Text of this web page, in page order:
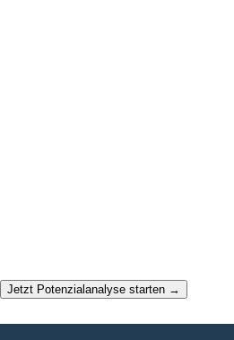
Jetzt Potenzialanalyse starten →